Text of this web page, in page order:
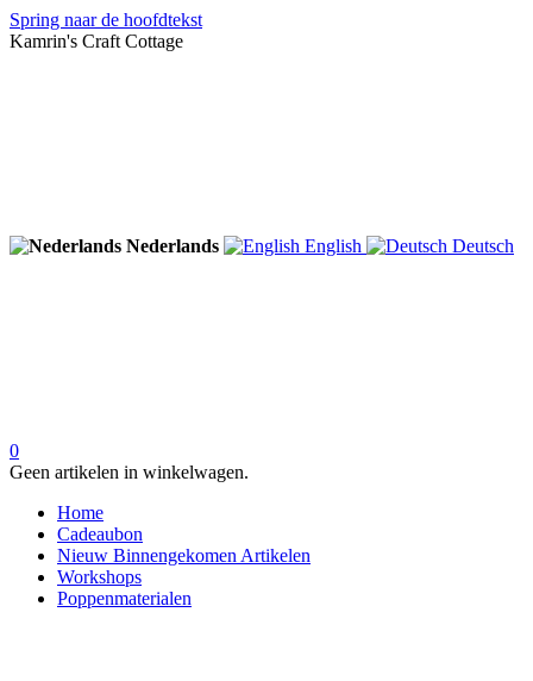
Spring naar de hoofdtekst
Kamrin's Craft Cottage
Nederlands English Deutsch
0
Geen artikelen in winkelwagen.
Home
Cadeaubon
Nieuw Binnengekomen Artikelen
Workshops
Poppenmaterialen